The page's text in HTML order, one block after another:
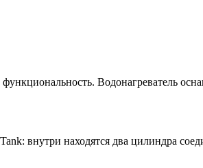
Водонагреватель
внутри находятся два цилиндра